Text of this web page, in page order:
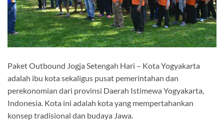
Paket Outbound Jogja Setengah Hari – Kota Yogyakarta
adalah ibu kota sekaligus pusat pemerintahan dan
perekonomian dari provinsi Daerah Istimewa Yogyakarta,
Indonesia. Kota ini adalah kota yang mempertahankan
konsep tradisional dan budaya Jawa.